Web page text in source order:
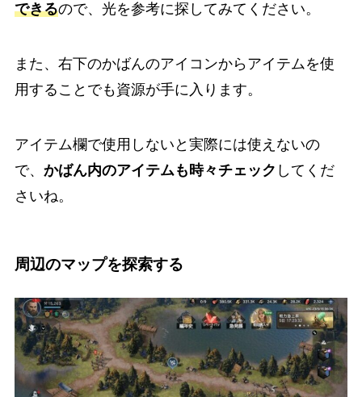
できるので、光を参考に探してみてください。
また、右下のかばんのアイコンからアイテムを使
用することでも資源が手に入ります。
アイテム欄で使用しないと実際には使えないの
で、 かばん内のアイテムも時々チェック してくだ
さいね。
周辺のマップを探索する